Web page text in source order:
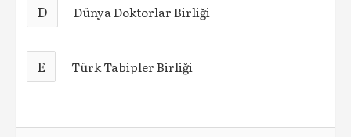
D Dünya Doktorlar Birliği
E Türk Tabipler Birliği